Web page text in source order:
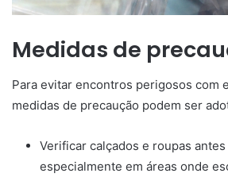
Medidas de
Para evitar encontros perigosos com
medidas de precaução podem ser
Verificar calçados e roupas
especialmente em áreas onde